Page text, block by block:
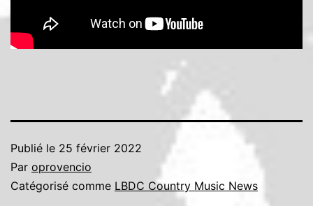
Publié le 25 février 2022
Par oprovencio
Catégorisé comme LBDC Country Music News